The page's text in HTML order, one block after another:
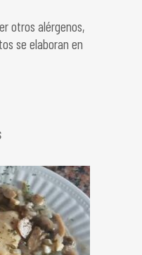
otros alérgenos,
se elaboran en